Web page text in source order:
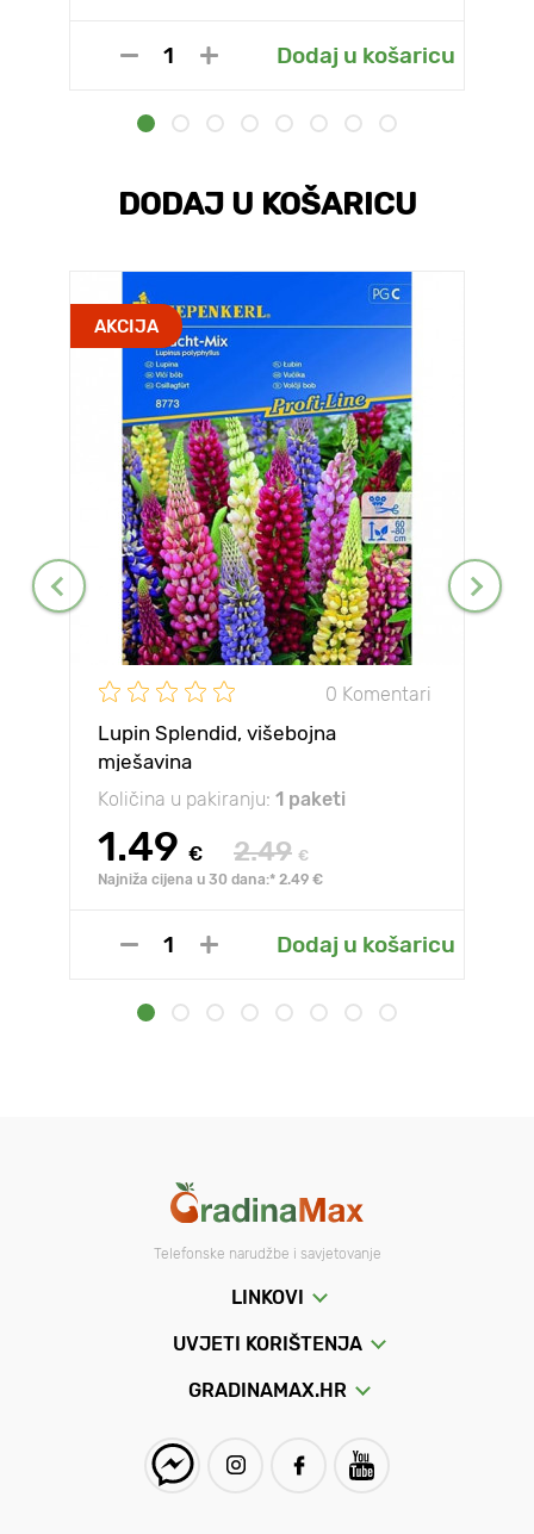
Dodaj u košaricu
DODAJ U KOŠARICU
AKCIJA
0 Komentari
Lupin Splendid, višebojna
mješavina
Količina u pakiranju: 1 paketi
1.49 € 2.49 €
Najniža cijena u 30 dana:* 2.49 €
Dodaj u košaricu
Telefonske narudžbe i savjetovanje
LINKOVI
UVJETI KORIŠTENJA
GRADINAMAX.HR